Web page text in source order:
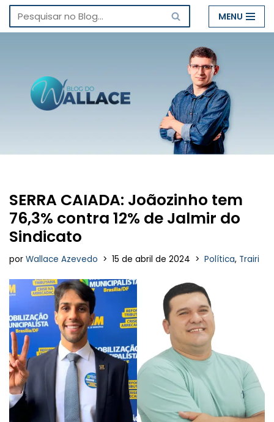
Pular
conteúdo
MENU
SERRA CAIADA: Joãozinho tem
76,3% contra 12% de Jalmir do
Sindicato
por Wallace Azevedo 15 de abril de 2024 Política, Trairi